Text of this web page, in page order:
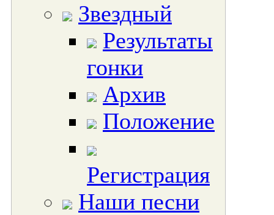
Звездный
Результаты
гонки
Архив
Положение
Регистрация
Наши песни